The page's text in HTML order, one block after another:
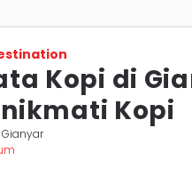
Kopi di
Kopi
Gianyar